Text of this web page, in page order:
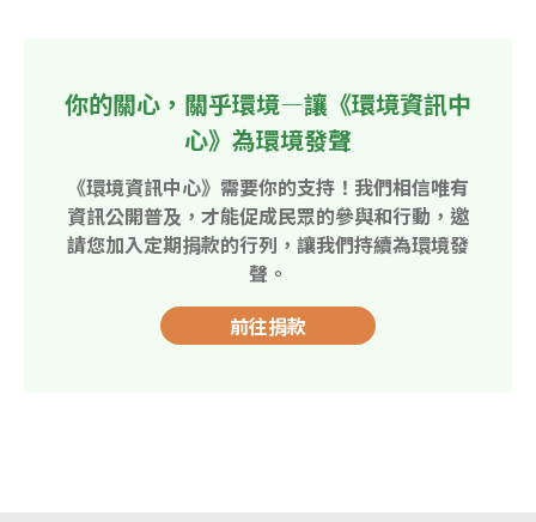
你的關心，關乎環境—讓《環境資訊中
心》為環境發聲
《環境資訊中心》需要你的支持！我們相信唯有
資訊公開普及，才能促成民眾的參與和行動，邀
請您加入定期捐款的行列，讓我們持續為環境發
聲。
前往捐款